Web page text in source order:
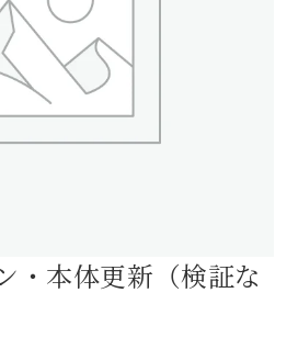
・本体更新（検証な